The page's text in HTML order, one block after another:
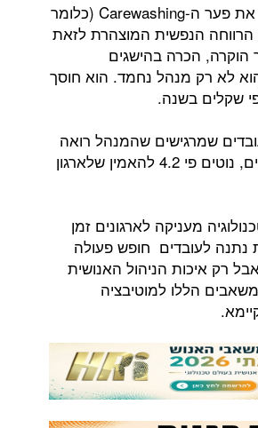
מנהל שמצליח לסגור את פער ה-Carewashing (כלומר
הרווחה הנפשית המוצהרת לזאת
הכרה בהישגים
לא רק מנהל נחמד. הוא חוסך
שקלים בשנה.
שמרגישים שהמנהל רואה
אותם כבני אדם שלמים, נוטים פי 4.2 להאמין שלארגון
מעניקה לארגונים זמן
נתנה לעובדים חופש פעולה
אבל רק איכות הניהול האנושית
הללו למוטיבציה